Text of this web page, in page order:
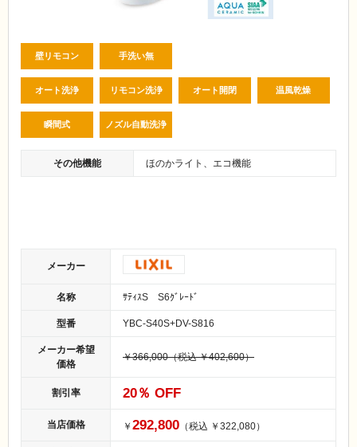
壁リモコン 手洗い無
オート洗浄 リモコン洗浄 オート開閉 温風乾燥
瞬間式 ノズル自動洗浄
その他機能 ほのかライト、エコ機能
メーカー
名称 ｻﾃｨｽS S6ｸﾞﾚｰﾄﾞ
型番 YBC-S40S+DV-S816
メーカー希望
価格
￥366,000（税込 ￥402,600）
割引率 20％ OFF
当店価格 ￥ 292,800 （税込 ￥322,080）